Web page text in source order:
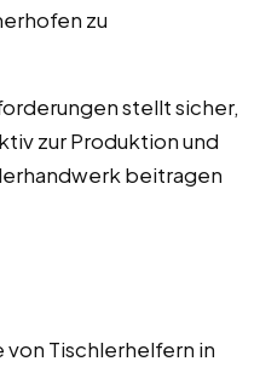
zu
stellt sicher,
zur Produktion und
beitragen
Tischlerhelfern in